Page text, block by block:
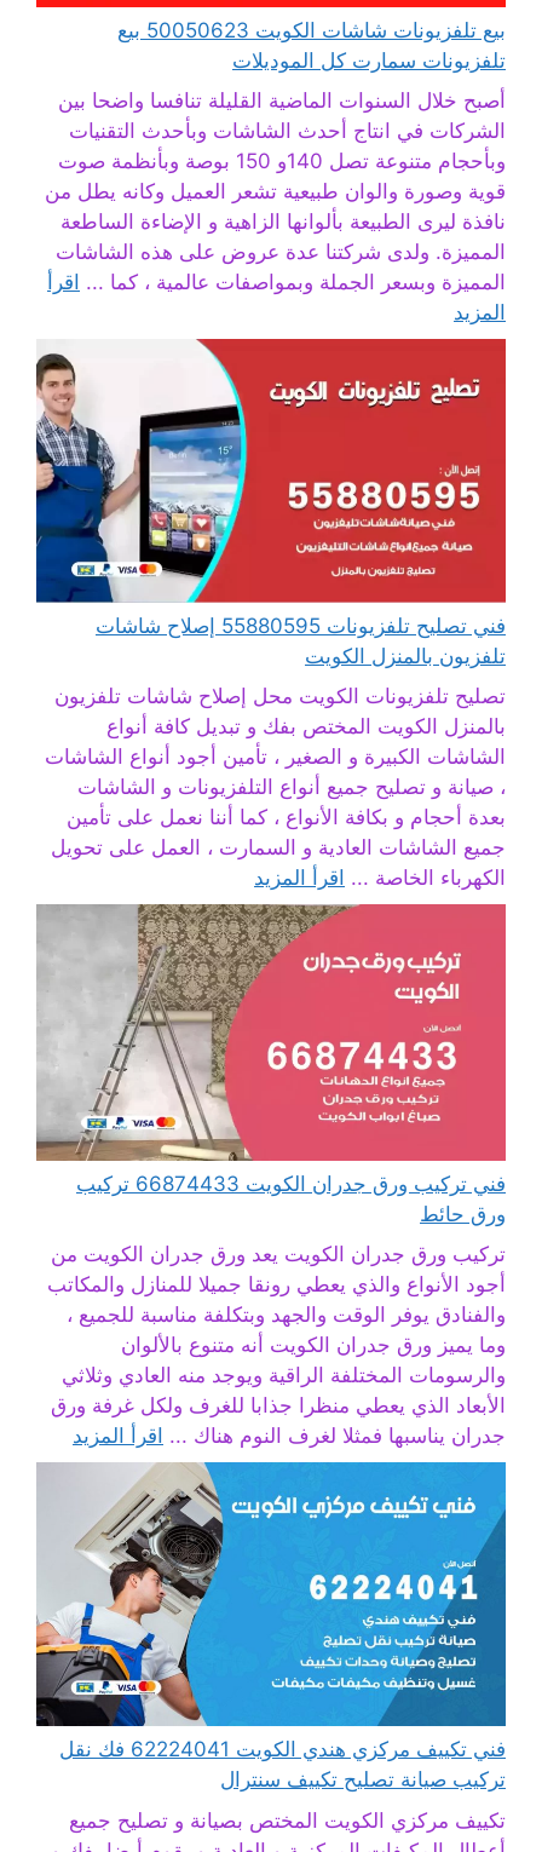
بيع تلفزيونات شاشات الكويت 50050623 بيع
تلفزيونات سمارت كل الموديلات
أصبح خلال السنوات الماضية القليلة تنافسا واضحا بين
الشركات في انتاج أحدث الشاشات وبأحدث التقنيات
وبأحجام متنوعة تصل 140و 150 بوصة وبأنظمة صوت
قوية وصورة والوان طبيعية تشعر العميل وكانه يطل من
نافذة ليرى الطبيعة بألوانها الزاهية و الإضاءة الساطعة
المميزة. ولدى شركتنا عدة عروض على هذه الشاشات
المميزة وبسعر الجملة وبمواصفات عالمية ، كما ... اقرأ
المزيد
فني تصليح تلفزيونات 55880595 إصلاح شاشات
تلفزيون بالمنزل الكويت
تصليح تلفزيونات الكويت محل إصلاح شاشات تلفزيون
بالمنزل الكويت المختص بفك و تبديل كافة أنواع
الشاشات الكبيرة و الصغير ، تأمين أجود أنواع الشاشات
، صيانة و تصليح جميع أنواع التلفزيونات و الشاشات
بعدة أحجام و بكافة الأنواع ، كما أننا نعمل على تأمين
جميع الشاشات العادية و السمارت ، العمل على تحويل
الكهرباء الخاصة ... اقرأ المزيد
فني تركيب ورق جدران الكويت 66874433 تركيب
ورق حائط
تركيب ورق جدران الكويت يعد ورق جدران الكويت من
أجود الأنواع والذي يعطي رونقا جميلا للمنازل والمكاتب
والفنادق يوفر الوقت والجهد وبتكلفة مناسبة للجميع ،
وما يميز ورق جدران الكويت أنه متنوع بالألوان
والرسومات المختلفة الراقية ويوجد منه العادي وثلاثي
الأبعاد الذي يعطي منظرا جذابا للغرف ولكل غرفة ورق
جدران يناسبها فمثلا لغرف النوم هناك ... اقرأ المزيد
فني تكييف مركزي هندي الكويت 62224041 فك نقل
تركيب صيانة تصليح تكييف سنترال
تكييف مركزي الكويت المختص بصيانة و تصليح جميع